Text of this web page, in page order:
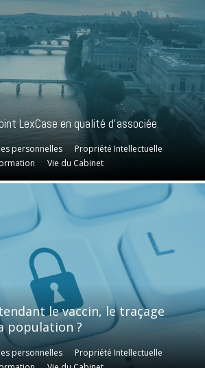
LexCase en qualité d’associée
personnelles
Propriété Intellectuelle
Vie du Cabinet
personnelles
Propriété Intellectuelle
Vie du Cabinet
le vaccin, le traçage
population ?
personnelles
Propriété Intellectuelle
personnelles
Propriété Intellectuelle